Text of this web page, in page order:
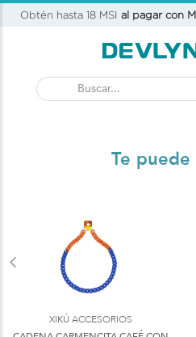
Obtén hasta 18 MSI al pagar con
Buscar...
Te
XIKÚ ACCESORIOS